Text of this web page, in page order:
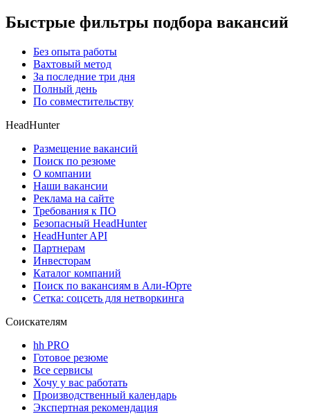
Быстрые фильтры подбора вакансий
Без опыта работы
Вахтовый метод
За последние три дня
Полный день
По совместительству
HeadHunter
Размещение вакансий
Поиск по резюме
О компании
Наши вакансии
Реклама на сайте
Требования к ПО
Безопасный HeadHunter
HeadHunter API
Партнерам
Инвесторам
Каталог компаний
Поиск по вакансиям в Али-Юрте
Сетка: соцсеть для нетворкинга
Соискателям
hh PRO
Готовое резюме
Все сервисы
Хочу у вас работать
Производственный календарь
Экспертная рекомендация